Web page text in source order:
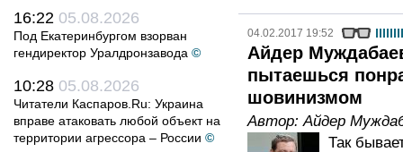
16:22 05.08.2026
Под Екатеринбургом взорван
гендиректор Уралдронзавода ©
10:28 05.08.2026
Читатели Каспаров.Ru: Украина
вправе атаковать любой объект на
территории агрессора – России ©
04.02.2017 19:52
Айдер
пытаешься
шовинизмом
Автор:Айдер
Так